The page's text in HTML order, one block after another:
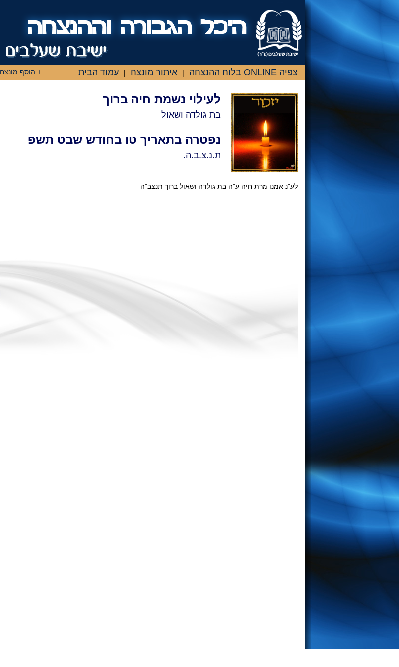
צפיה ONLINE בלוח ההנצחה | איתור מונצח | עמוד הבית + הוסף מונצח
לעילוי נשמת חיה ברוך
בת גולדה ושאול
נפטרה בתאריך טו בחודש שבט תשפ
ת.נ.צ.ב.ה.
לע"נ אמנו מרת חיה ע"ה בת גולדה ושאול ברוך תנצב"ה